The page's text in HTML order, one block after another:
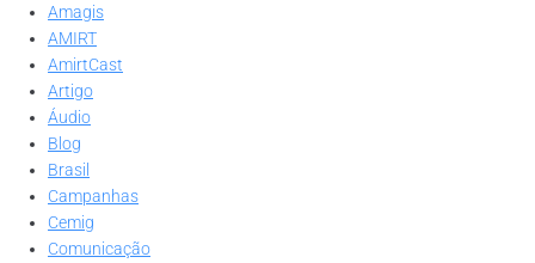
Amagis
AMIRT
AmirtCast
Artigo
Áudio
Blog
Brasil
Campanhas
Cemig
Comunicação